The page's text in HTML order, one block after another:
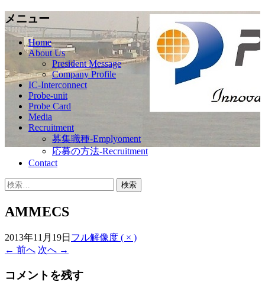
ProbeAce
Next Generation Probe Card
メニュー
テ
ン
Home
About Us
President Message
Company Profile
IC-Interconnect
Probe-unit
Probe Card
Media
Recruitment
募集職種-Emplyoment
応募の方法-Recruitment
Contact
検
AMMECS
2013年11月19日 フル解像度 ( × )
← 前へ 次へ →
コメントを残す